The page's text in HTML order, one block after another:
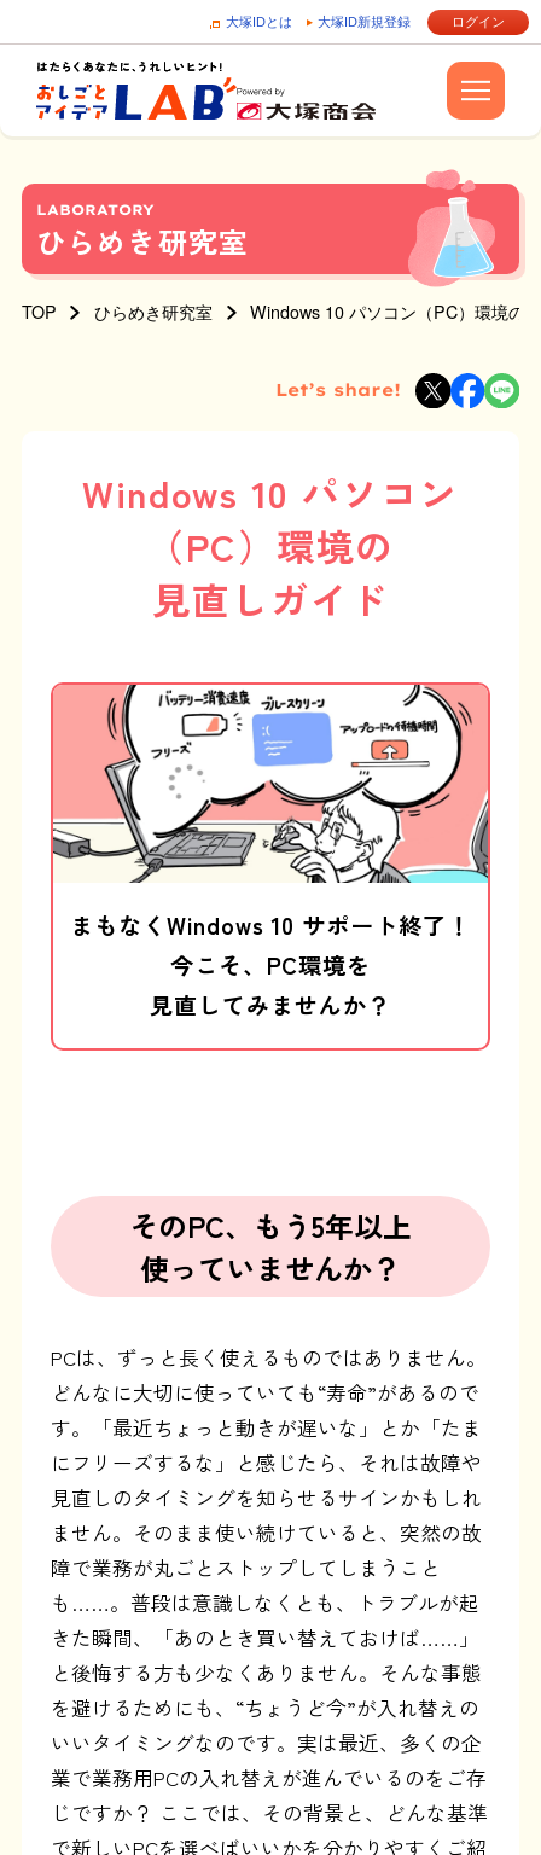
大塚IDとは 大塚ID新規登録 ログイン
LABORATORY
ひらめき研究室
TOP ひらめき研究室 Windows 10 パソコン（PC）環境の
Let’s share!
Windows 10 パソコン
（PC）環境の
見直しガイド
まもなくWindows 10 サポート終了！
今こそ、PC環境を
見直してみませんか？
そのPC、もう5年以上
使っていませんか？
PCは、ずっと長く使えるものではありません。
どんなに大切に使っていても“寿命”があるので
す。「最近ちょっと動きが遅いな」とか「たま
にフリーズするな」と感じたら、それは故障や
見直しのタイミングを知らせるサインかもしれ
ません。そのまま使い続けていると、突然の故
障で業務が丸ごとストップしてしまうこと
も……。普段は意識しなくとも、トラブルが起
きた瞬間、「あのとき買い替えておけば……」
と後悔する方も少なくありません。そんな事態
を避けるためにも、“ちょうど今”が入れ替えの
いいタイミングなのです。実は最近、多くの企
業で業務用PCの入れ替えが進んでいるのをご存
じですか？ ここでは、その背景と、どんな基準
で新しいPCを選べばいいかを分かりやすくご紹